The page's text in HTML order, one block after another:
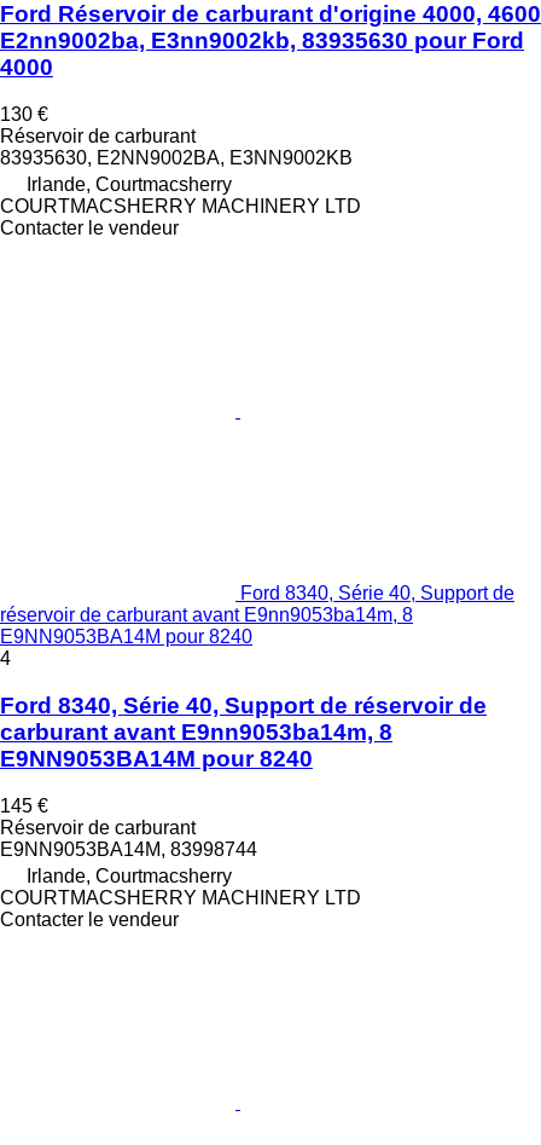
Ford Réservoir de carburant d'origine 4000, 4600
E2nn9002ba, E3nn9002kb, 83935630 pour Ford
4000
130 €
Réservoir de carburant
83935630, E2NN9002BA, E3NN9002KB
Irlande, Courtmacsherry
COURTMACSHERRY MACHINERY LTD
Contacter le vendeur
Ford 8340, Série 40, Support de
réservoir de carburant avant E9nn9053ba14m, 8
E9NN9053BA14M pour 8240
4
Ford 8340, Série 40, Support de réservoir de
carburant avant E9nn9053ba14m, 8
E9NN9053BA14M pour 8240
145 €
Réservoir de carburant
E9NN9053BA14M, 83998744
Irlande, Courtmacsherry
COURTMACSHERRY MACHINERY LTD
Contacter le vendeur